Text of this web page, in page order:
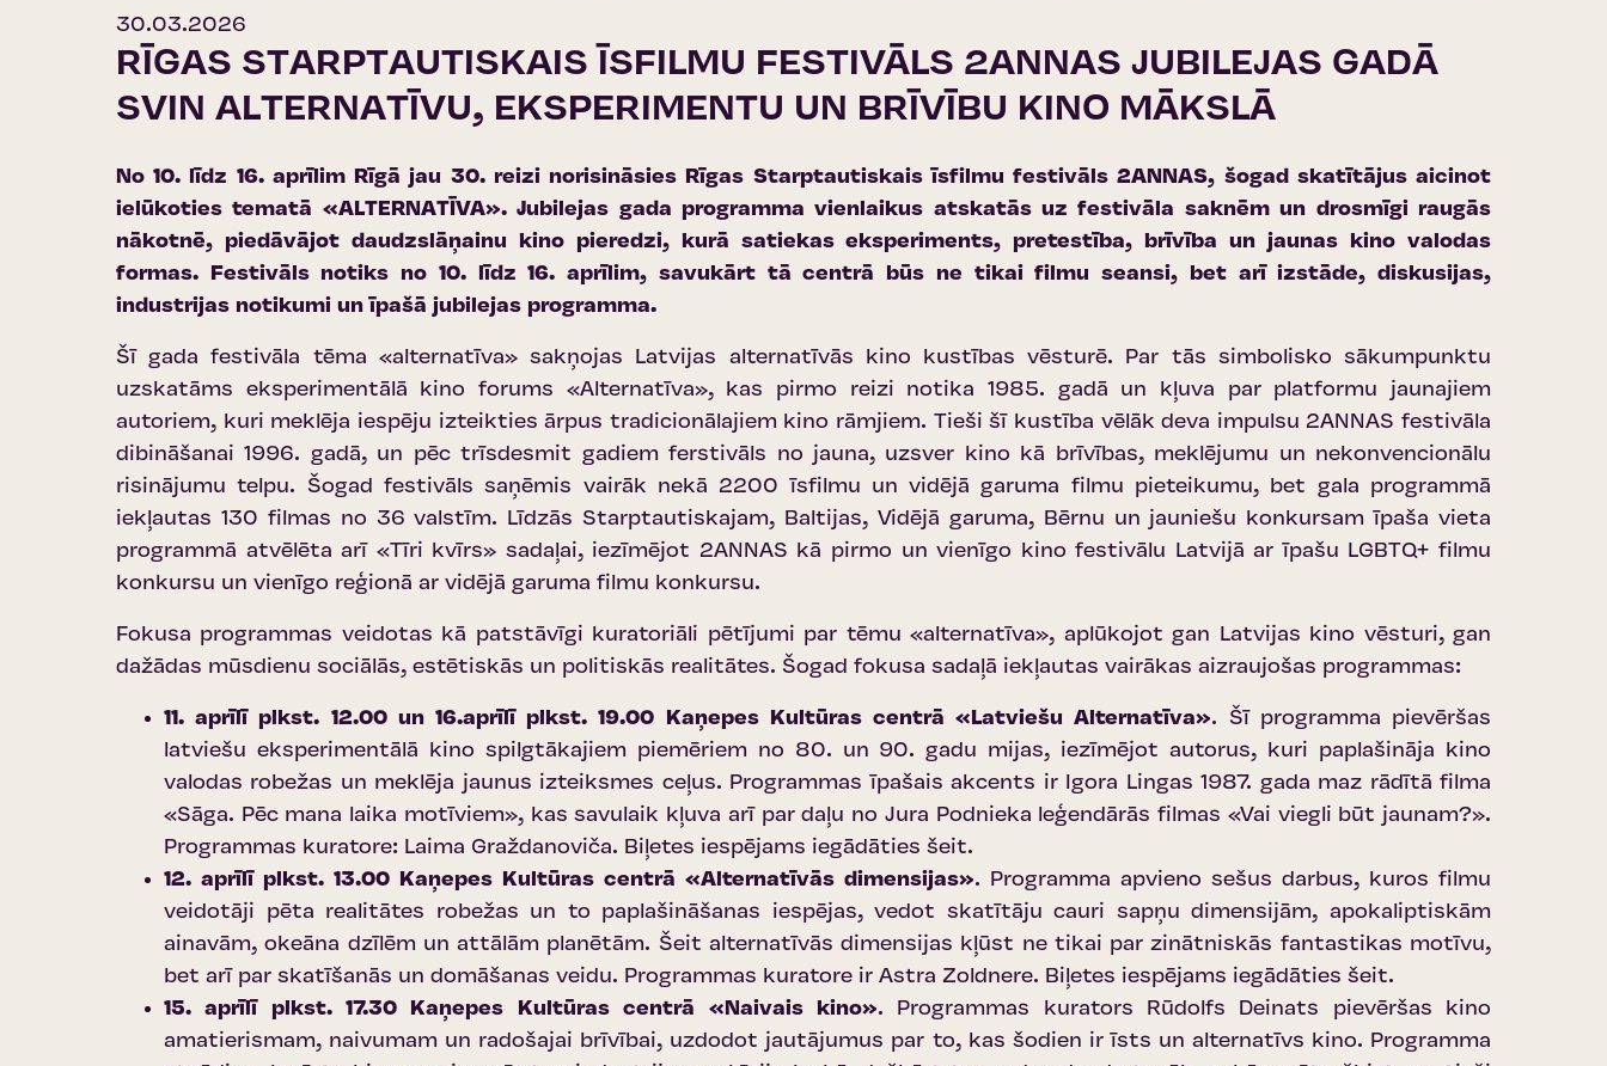
30.03.2026
RĪGAS STARPTAUTISKAIS ĪSFILMU FESTIVĀLS 2ANNAS JUBILEJAS GADĀ
SVIN ALTERNATĪVU, EKSPERIMENTU UN BRĪVĪBU KINO MĀKSLĀ
No 10. līdz 16. aprīlim Rīgā jau 30. reizi norisināsies Rīgas Starptautiskais īsfilmu festivāls 2ANNAS, šogad skatītājus aicinot
ielūkoties tematā «ALTERNATĪVA». Jubilejas gada programma vienlaikus atskatās uz festivāla saknēm un drosmīgi raugās
nākotnē, piedāvājot daudzslāņainu kino pieredzi, kurā satiekas eksperiments, pretestība, brīvība un jaunas kino valodas
formas. Festivāls notiks no 10. līdz 16. aprīlim, savukārt tā centrā būs ne tikai filmu seansi, bet arī izstāde, diskusijas,
industrijas notikumi un īpašā jubilejas programma.
Šī gada festivāla tēma «alternatīva» sakņojas Latvijas alternatīvās kino kustības vēsturē. Par tās simbolisko sākumpunktu
uzskatāms eksperimentālā kino forums «Alternatīva», kas pirmo reizi notika 1985. gadā un kļuva par platformu jaunajiem
autoriem, kuri meklēja iespēju izteikties ārpus tradicionālajiem kino rāmjiem. Tieši šī kustība vēlāk deva impulsu 2ANNAS festivāla
dibināšanai 1996. gadā, un pēc trīsdesmit gadiem ferstivāls no jauna, uzsver kino kā brīvības, meklējumu un nekonvencionālu
risinājumu telpu. Šogad festivāls saņēmis vairāk nekā 2200 īsfilmu un vidējā garuma filmu pieteikumu, bet gala programmā
iekļautas 130 filmas no 36 valstīm. Līdzās Starptautiskajam, Baltijas, Vidējā garuma, Bērnu un jauniešu konkursam īpaša vieta
programmā atvēlēta arī «Tīri kvīrs» sadaļai, iezīmējot 2ANNAS kā pirmo un vienīgo kino festivālu Latvijā ar īpašu LGBTQ+ filmu
konkursu un vienīgo reģionā ar vidējā garuma filmu konkursu.
Fokusa programmas veidotas kā patstāvīgi kuratoriāli pētījumi par tēmu «alternatīva», aplūkojot gan Latvijas kino vēsturi, gan
dažādas mūsdienu sociālās, estētiskās un politiskās realitātes. Šogad fokusa sadaļā iekļautas vairākas aizraujošas programmas:
11. aprīlī plkst. 12.00 un 16.aprīlī plkst. 19.00 Kaņepes Kultūras centrā «Latviešu Alternatīva». Šī programma pievēršas
latviešu eksperimentālā kino spilgtākajiem piemēriem no 80. un 90. gadu mijas, iezīmējot autorus, kuri paplašināja kino
valodas robežas un meklēja jaunus izteiksmes ceļus. Programmas īpašais akcents ir Igora Lingas 1987. gada maz rādītā filma
«Sāga. Pēc mana laika motīviem», kas savulaik kļuva arī par daļu no Jura Podnieka leģendārās filmas «Vai viegli būt jaunam?».
Programmas kuratore: Laima Graždanoviča. Biļetes iespējams iegādāties šeit.
12. aprīlī plkst. 13.00 Kaņepes Kultūras centrā «Alternatīvās dimensijas». Programma apvieno sešus darbus, kuros filmu
veidotāji pēta realitātes robežas un to paplašināšanas iespējas, vedot skatītāju cauri sapņu dimensijām, apokaliptiskām
ainavām, okeāna dzīlēm un attālām planētām. Šeit alternatīvās dimensijas kļūst ne tikai par zinātniskās fantastikas motīvu,
bet arī par skatīšanās un domāšanas veidu. Programmas kuratore ir Astra Zoldnere. Biļetes iespējams iegādāties šeit.
15. aprīlī plkst. 17.30 Kaņepes Kultūras centrā «Naivais kino». Programmas kurators Rūdolfs Deinats pievēršas kino
amatierismam, naivumam un radošajai brīvībai, uzdodot jautājumus par to, kas šodien ir īsts un alternatīvs kino. Programma